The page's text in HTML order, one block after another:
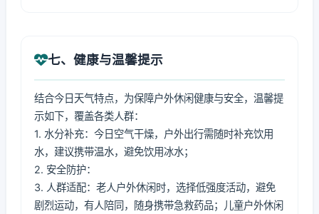
七、健康与温馨提示
结合今日天气特点，为保障户外休闲健康与安全，温馨提
示如下，覆盖各类人群：
1. 水分补充：今日空气干燥，户外出行需随时补充饮用
水，建议携带温水，避免饮用冰水；
2. 安全防护：
3. 人群适配：老人户外休闲时，选择低强度活动，避免
剧烈运动，有人陪同，随身携带急救药品；儿童户外休闲